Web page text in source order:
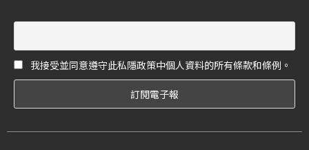
我接受並同意遵守此私隱政策中個人資料的所有條款和條例。